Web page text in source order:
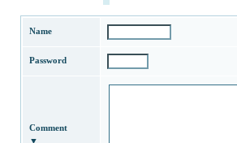
Name
Password
Comment
▼